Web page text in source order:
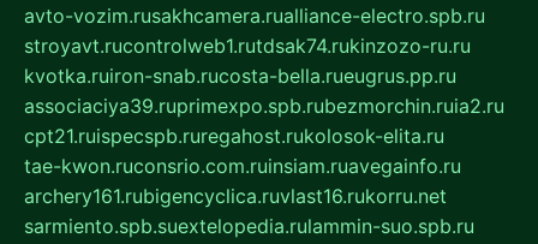
avto-vozim.rusakhcamera.rualliance-electro.spb.ru
stroyavt.rucontrolweb1.rutdsak74.rukinzozo-ru.ru
kvotka.ruiron-snab.rucosta-bella.rueugrus.pp.ru
associaciya39.ruprimexpo.spb.rubezmorchin.ruia2.ru
cpt21.ruispecspb.ruregahost.rukolosok-elita.ru
tae-kwon.ruconsrio.com.ruinsiam.ruavegainfo.ru
archery161.rubigencyclica.ruvlast16.rukorru.net
sarmiento.spb.suextelopedia.rulammin-suo.spb.ru